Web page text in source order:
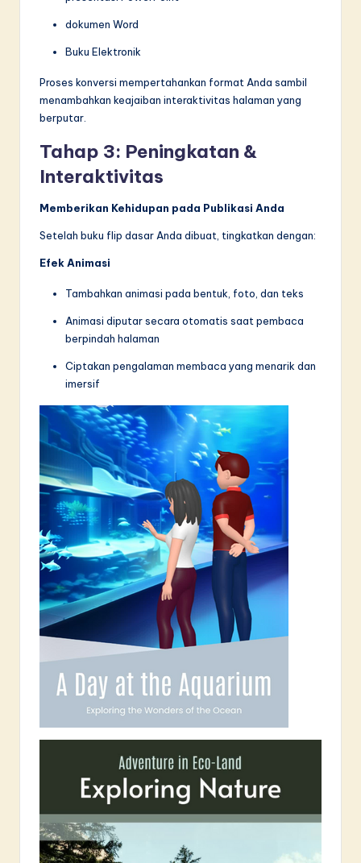
dokumen Word
Buku Elektronik
Proses konversi mempertahankan format Anda sambil
menambahkan keajaiban interaktivitas halaman yang
berputar.
Tahap 3: Peningkatan &
Interaktivitas
Memberikan Kehidupan pada Publikasi Anda
Setelah buku flip dasar Anda dibuat, tingkatkan dengan:
Efek Animasi
Tambahkan animasi pada bentuk, foto, dan teks
Animasi diputar secara otomatis saat pembaca
berpindah halaman
Ciptakan pengalaman membaca yang menarik dan
imersif